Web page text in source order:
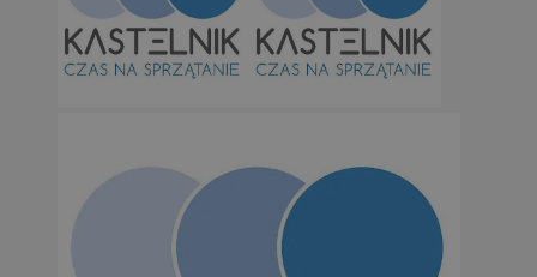
Niezbędne pliki cookie umożliwiają korzystanie z podstawowych
takich jak logowanie użytkownika i zarządzanie kontem. Bez
można prawidłowo korzystać ze strony internetowej.
Provider
QeSessID